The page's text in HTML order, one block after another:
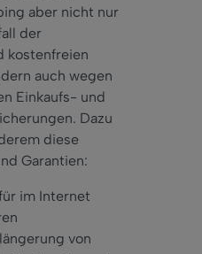
aber nicht nur
der
kostenfreien
auch wegen
Einkaufs- und
Dazu
diese
Garantien:
im Internet
von